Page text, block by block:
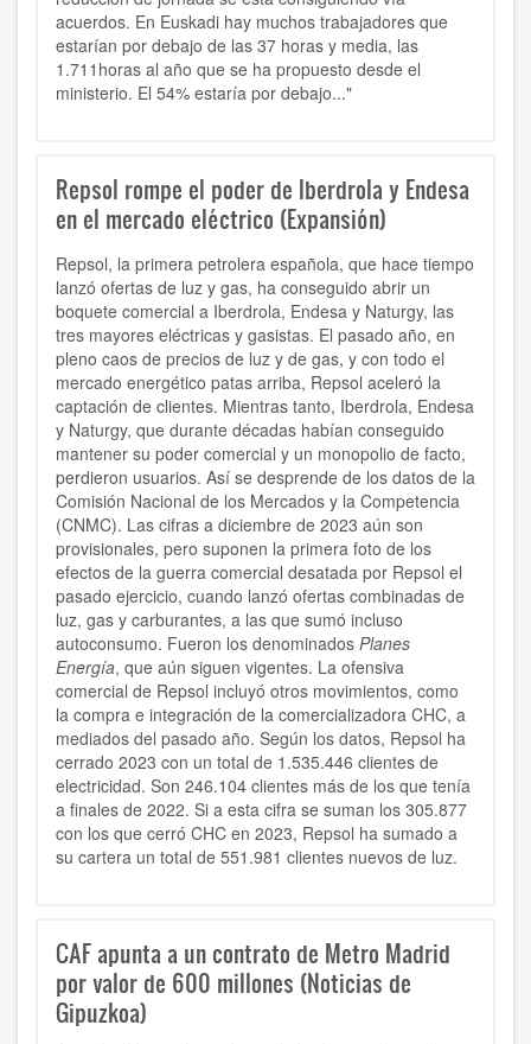
acuerdos. En Euskadi hay muchos trabajadores que
estarían por debajo de las 37 horas y media, las
1.711horas al año que se ha propuesto desde el
ministerio. El 54% estaría por debajo..."
Repsol rompe el poder de Iberdrola y Endesa
en el mercado eléctrico (Expansión)
Repsol, la primera petrolera española, que hace tiempo
lanzó ofertas de luz y gas, ha conseguido abrir un
boquete comercial a Iberdrola, Endesa y Naturgy, las
tres mayores eléctricas y gasistas. El pasado año, en
pleno caos de precios de luz y de gas, y con todo el
mercado energético patas arriba, Repsol aceleró la
captación de clientes. Mientras tanto, Iberdrola, Endesa
y Naturgy, que durante décadas habían conseguido
mantener su poder comercial y un monopolio de facto,
perdieron usuarios. Así se desprende de los datos de la
Comisión Nacional de los Mercados y la Competencia
(CNMC). Las cifras a diciembre de 2023 aún son
provisionales, pero suponen la primera foto de los
efectos de la guerra comercial desatada por Repsol el
pasado ejercicio, cuando lanzó ofertas combinadas de
luz, gas y carburantes, a las que sumó incluso
autoconsumo. Fueron los denominados Planes
Energía, que aún siguen vigentes. La ofensiva
comercial de Repsol incluyó otros movimientos, como
la compra e integración de la comercializadora CHC, a
mediados del pasado año. Según los datos, Repsol ha
cerrado 2023 con un total de 1.535.446 clientes de
electricidad. Son 246.104 clientes más de los que tenía
a finales de 2022. Si a esta cifra se suman los 305.877
con los que cerró CHC en 2023, Repsol ha sumado a
su cartera un total de 551.981 clientes nuevos de luz.
CAF apunta a un contrato de Metro Madrid
por valor de 600 millones (Noticias de
Gipuzkoa)